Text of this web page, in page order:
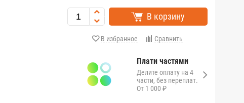
В корзину
В избранное Сравнить
Плати частями
Делите оплату на 4
части, без переплат.
От 1 000 ₽